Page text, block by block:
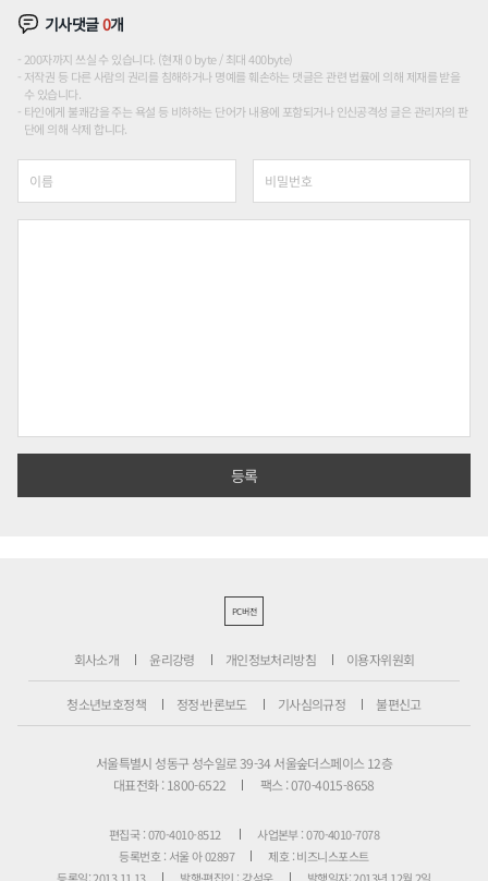
기사댓글0개
200자까지 쓰실 수 있습니다. (현재 0 byte / 최대 400byte)
저작권 등 다른 사람의 권리를 침해하거나 명예를 훼손하는 댓글은 관련 법률에 의해 제재를 받을
수 있습니다.
타인에게 불쾌감을 주는 욕설 등 비하하는 단어가 내용에 포함되거나 인신공격성 글은 관리자의 판
단에 의해 삭제 합니다.
PC버전
회사소개 윤리강령 개인정보처리방침 이용자위원회
청소년보호정책 정정·반론보도 기사심의규정 불편신고
서울특별시 성동구 성수일로 39-34 서울숲더스페이스 12층
대표전화 : 1800-6522
팩스 : 070-4015-8658
편집국 : 070-4010-8512
사업본부 : 070-4010-7078
등록번호 : 서울 아 02897
제호 : 비즈니스포스트